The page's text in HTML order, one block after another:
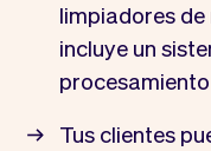
limpiadores
incluye un
Tus clientes